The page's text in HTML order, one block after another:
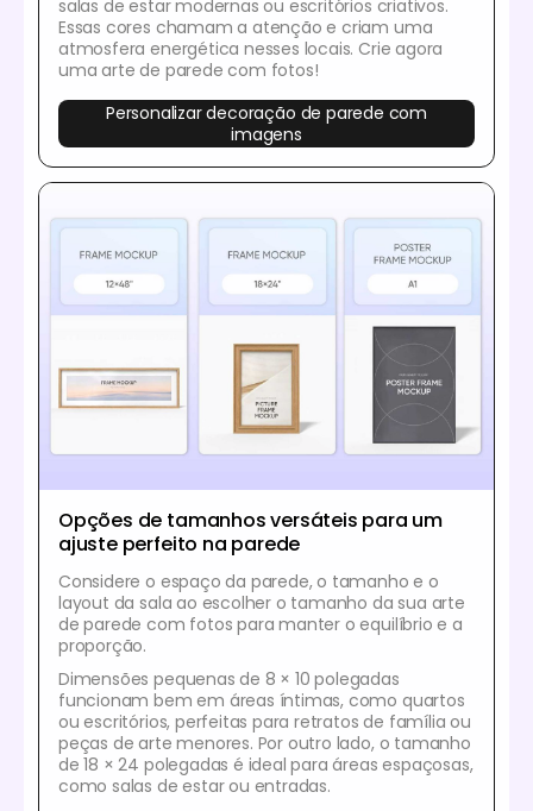
salas de estar modernas ou escritórios criativos.
Essas cores chamam a atenção e criam uma
atmosfera energética nesses locais. Crie agora
uma arte de parede com fotos!
Personalizar decoração de parede com
imagens
Opções de tamanhos versáteis para um
ajuste perfeito na parede
Considere o espaço da parede, o tamanho e o
layout da sala ao escolher o tamanho da sua arte
de parede com fotos para manter o equilíbrio e a
proporção.
Dimensões pequenas de 8 × 10 polegadas
funcionam bem em áreas íntimas, como quartos
ou escritórios, perfeitas para retratos de família ou
peças de arte menores. Por outro lado, o tamanho
de 18 × 24 polegadas é ideal para áreas espaçosas,
como salas de estar ou entradas.